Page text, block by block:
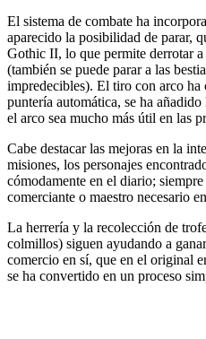
El sistema de combate ha
aparecido la posibilidad de parar,
Gothic II, lo que permite derrotar
(también se puede parar a las
impredecibles). El tiro con arco ha
puntería automática, se ha
el arco sea mucho más útil en las
Cabe destacar las mejoras en la
misiones, los personajes
cómodamente en el diario;
comerciante o maestro necesario
La herrería y la recolección de
colmillos) siguen ayudando a
comercio en sí, que en el original
se ha convertido en un proceso